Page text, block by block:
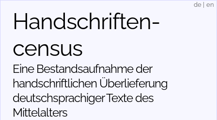
Handschriften­
census
Eine Bestandsaufnahme der
handschriftlichen Über­lieferung
deutschsprachiger Texte des
Mittelalters
de en